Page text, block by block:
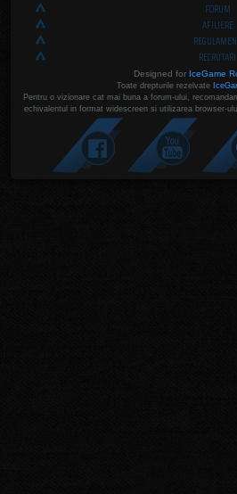
FORUM
AFILIERE
RECRUTARI
Designed for IceGame
Toate drepturile rezelvate
Pentru o vizionare cat mai buna a forum-ului,
echivalentul in format widescreen si utilizarea browser-